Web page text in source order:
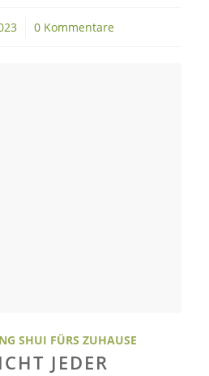
0 Kommentare
SHUI FÜRS ZUHAUSE
JEDER